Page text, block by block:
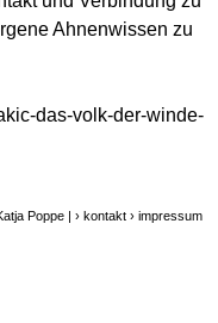
Ahnenwissen zu
das-volk-der-winde-
Poppe |› kontakt › impressum